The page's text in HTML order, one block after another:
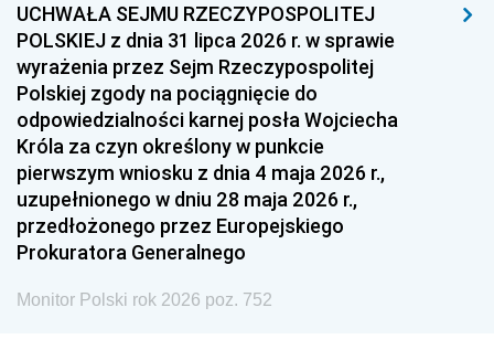
UCHWAŁA SEJMU RZECZYPOSPOLITEJ
POLSKIEJ z dnia 31 lipca 2026 r. w sprawie
wyrażenia przez Sejm Rzeczypospolitej
Polskiej zgody na pociągnięcie do
odpowiedzialności karnej posła Wojciecha
Króla za czyn określony w punkcie
pierwszym wniosku z dnia 4 maja 2026 r.,
uzupełnionego w dniu 28 maja 2026 r.,
przedłożonego przez Europejskiego
Prokuratora Generalnego
Monitor Polski rok 2026 poz. 752